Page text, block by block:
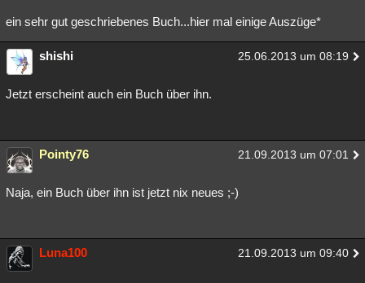
ein sehr gut geschriebenes Buch...hier mal einige Auszüge*
shishi 25.06.2013 um 08:19
Jetzt erscheint auch ein Buch über ihn.
Pointy76 21.09.2013 um 07:01
Naja, ein Buch über ihn ist jetzt nix neues ;-)
Luna100 21.09.2013 um 09:40